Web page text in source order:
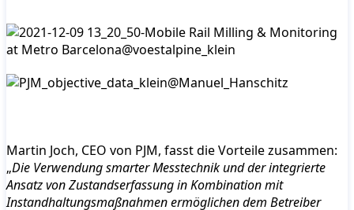
Martin Joch, CEO von PJM, fasst die Vorteile zusammen:
„Die Verwendung smarter Messtechnik und der integrierte
Ansatz von Zustandserfassung in Kombination mit
Instandhaltungsmaßnahmen ermöglichen dem Betreiber